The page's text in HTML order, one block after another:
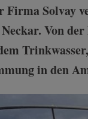
Solvay
Von
in den